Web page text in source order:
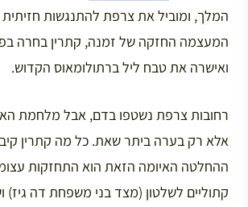
המלך, ומוביל את צרפת להתנגשות
המעצמה החזקה של זמנה, קתרין בחרה
ואישרה את טבח ליל ברתולומאוס הקדוש.
רחובות צרפת נשטפו בדם, אבל מלחמת
אלא רק בערה ביתר שאת. כל מה קתרין
ההחלטה האיומה הזאת הוא התחזקות
קתוליים לשלטון (מצד בני משפחת דה